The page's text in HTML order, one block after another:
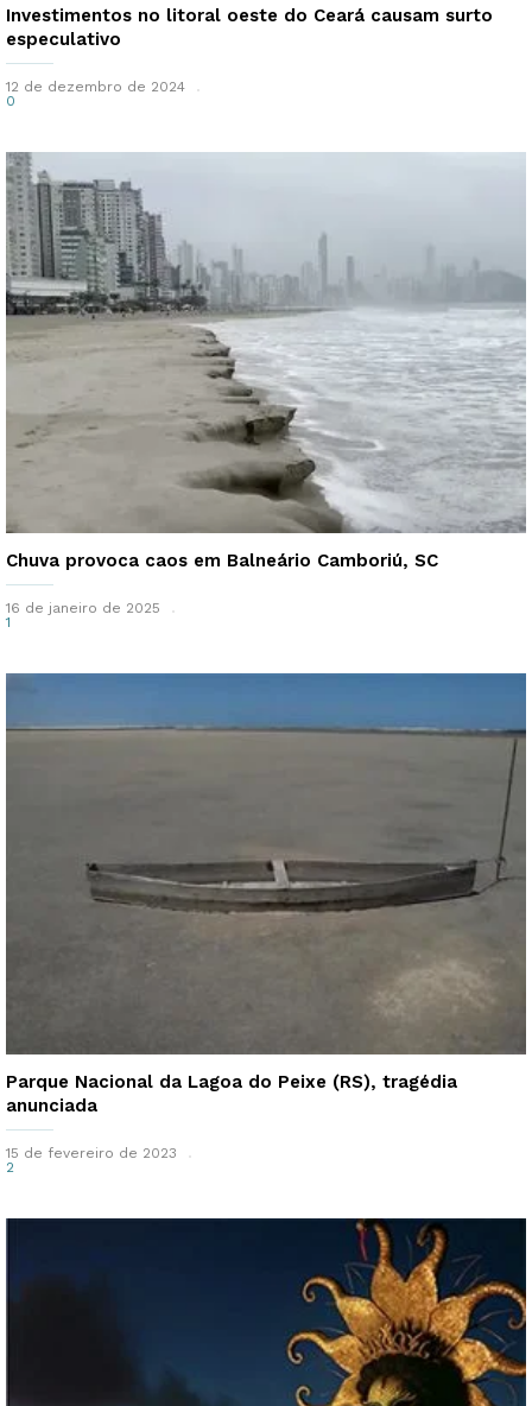
Investimentos no litoral oeste do Ceará causam surto
especulativo
12 de dezembro de 2024
0
Chuva provoca caos em Balneário Camboriú, SC
16 de janeiro de 2025
1
Parque Nacional da Lagoa do Peixe (RS), tragédia
anunciada
15 de fevereiro de 2023
2